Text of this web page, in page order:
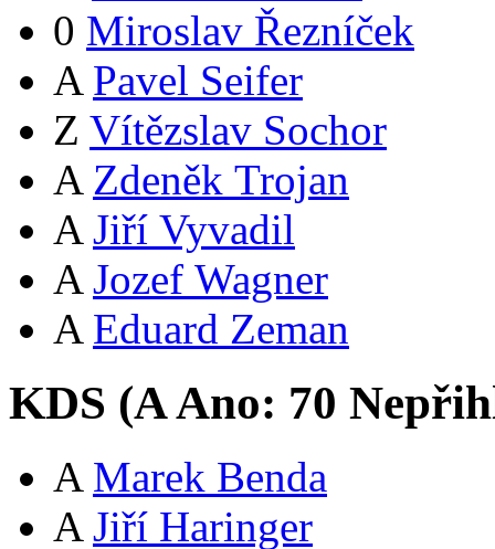
0 Miroslav Řezníček
A Pavel Seifer
Z Vítězslav Sochor
A Zdeněk Trojan
A Jiří Vyvadil
A Jozef Wagner
A Eduard Zeman
KDS (AAno: 70
A Marek Benda
A Jiří Haringer